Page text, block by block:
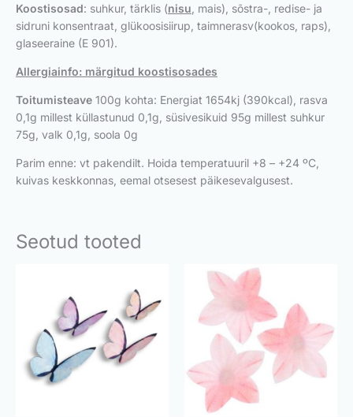
Koostisosad: suhkur, tärklis (nisu , mais), sõstra-, redise- ja
sidruni konsentraat, glükoosisiirup, taimnerasv(kookos, raps),
glaseeraine (E 901).
Allergiainfo: märgitud koostisosades
Toitumisteave 100g kohta: Energiat 1654kj (390kcal), rasva
0,1g millest küllastunud 0,1g, süsivesikuid 95g millest suhkur
75g, valk 0,1g, soola 0g
Parim enne: vt pakendilt. Hoida temperatuuril +8 – +24 ºC,
kuivas keskkonnas, eemal otsesest päikesevalgusest.
Seotud tooted